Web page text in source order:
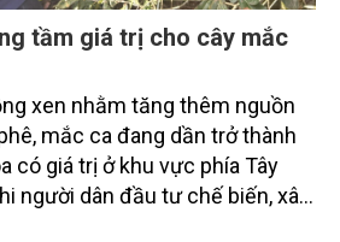
tầm giá trị cho cây mắc
xen nhằm tăng thêm nguồn
mắc ca đang dần trở thành
có giá trị ở khu vực phía Tây
người dân đầu tư chế biến, xây